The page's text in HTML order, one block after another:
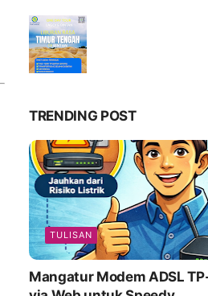
TRENDING POST
TULISAN
Mangatur Modem ADSL